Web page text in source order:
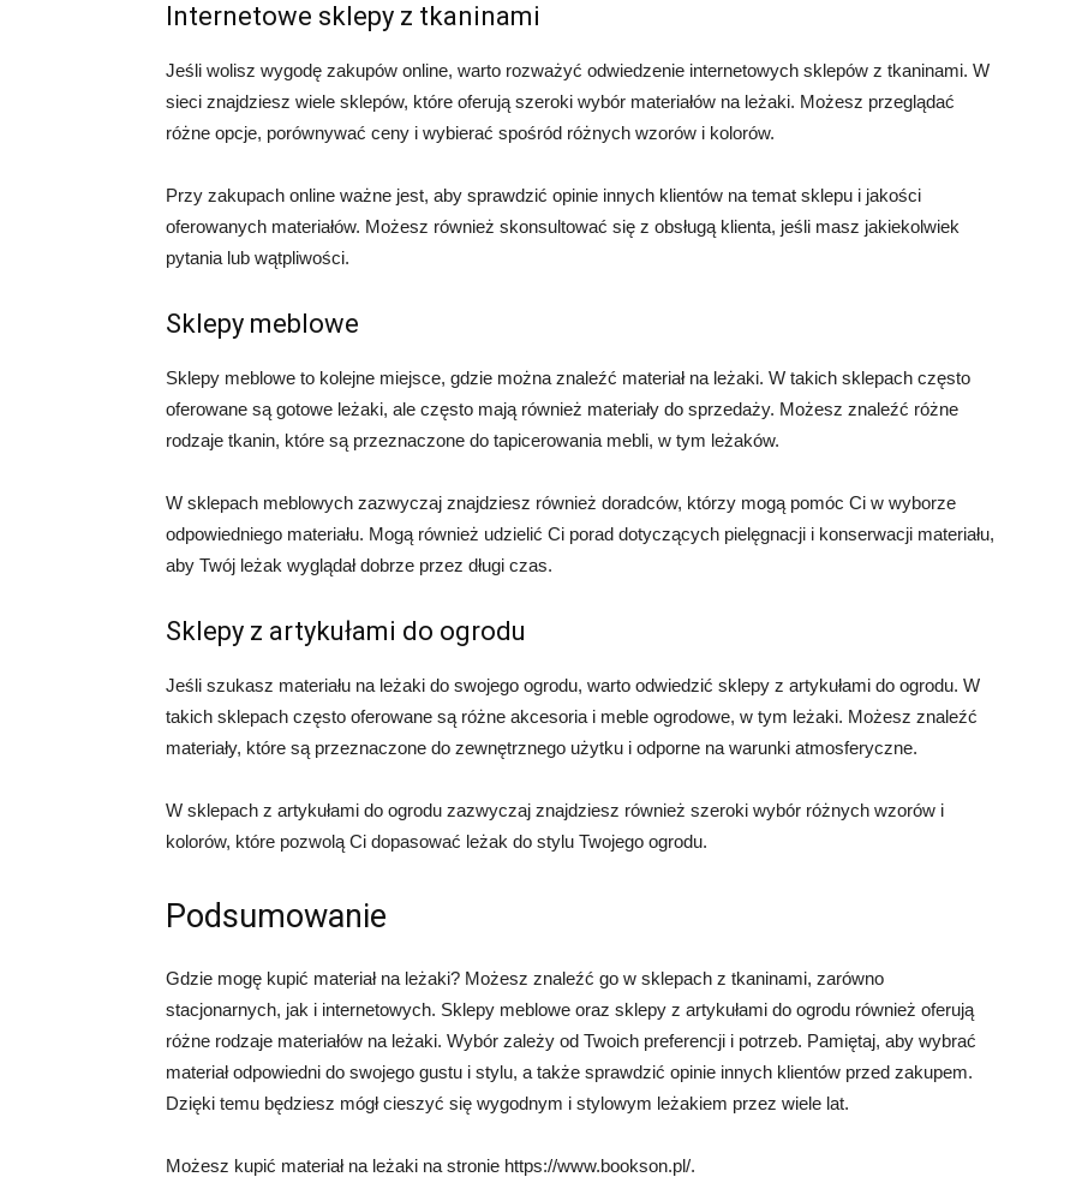
Internetowe sklepy z tkaninami
Jeśli wolisz wygodę zakupów online, warto rozważyć odwiedzenie internetowych sklepów z tkaninami. W
sieci znajdziesz wiele sklepów, które oferują szeroki wybór materiałów na leżaki. Możesz przeglądać
różne opcje, porównywać ceny i wybierać spośród różnych wzorów i kolorów.
Przy zakupach online ważne jest, aby sprawdzić opinie innych klientów na temat sklepu i jakości
oferowanych materiałów. Możesz również skonsultować się z obsługą klienta, jeśli masz jakiekolwiek
pytania lub wątpliwości.
Sklepy meblowe
Sklepy meblowe to kolejne miejsce, gdzie można znaleźć materiał na leżaki. W takich sklepach często
oferowane są gotowe leżaki, ale często mają również materiały do sprzedaży. Możesz znaleźć różne
rodzaje tkanin, które są przeznaczone do tapicerowania mebli, w tym leżaków.
W sklepach meblowych zazwyczaj znajdziesz również doradców, którzy mogą pomóc Ci w wyborze
odpowiedniego materiału. Mogą również udzielić Ci porad dotyczących pielęgnacji i konserwacji materiału,
aby Twój leżak wyglądał dobrze przez długi czas.
Sklepy z artykułami do ogrodu
Jeśli szukasz materiału na leżaki do swojego ogrodu, warto odwiedzić sklepy z artykułami do ogrodu. W
takich sklepach często oferowane są różne akcesoria i meble ogrodowe, w tym leżaki. Możesz znaleźć
materiały, które są przeznaczone do zewnętrznego użytku i odporne na warunki atmosferyczne.
W sklepach z artykułami do ogrodu zazwyczaj znajdziesz również szeroki wybór różnych wzorów i
kolorów, które pozwolą Ci dopasować leżak do stylu Twojego ogrodu.
Podsumowanie
Gdzie mogę kupić materiał na leżaki? Możesz znaleźć go w sklepach z tkaninami, zarówno
stacjonarnych, jak i internetowych. Sklepy meblowe oraz sklepy z artykułami do ogrodu również oferują
różne rodzaje materiałów na leżaki. Wybór zależy od Twoich preferencji i potrzeb. Pamiętaj, aby wybrać
materiał odpowiedni do swojego gustu i stylu, a także sprawdzić opinie innych klientów przed zakupem.
Dzięki temu będziesz mógł cieszyć się wygodnym i stylowym leżakiem przez wiele lat.
Możesz kupić materiał na leżaki na stronie https://www.bookson.pl/.